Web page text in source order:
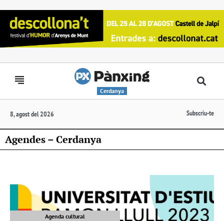
Cerdanya
8, agost del 2026 Subscriu-te
Agendes – Cerdanya
Agenda cultural